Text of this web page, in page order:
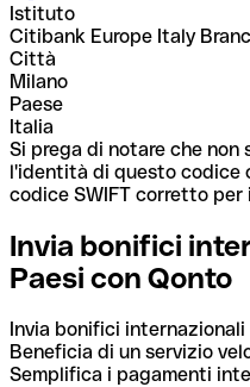
Istituto
Citibank Europe Italy
Città
Milano
Paese
Italia
Si prega di notare che non
l'identità di questo codice
codice SWIFT corretto
Invia bonifici
Paesi con Qonto
Invia bonifici internazionali
Beneficia di un servizio
Semplifica i pagamenti